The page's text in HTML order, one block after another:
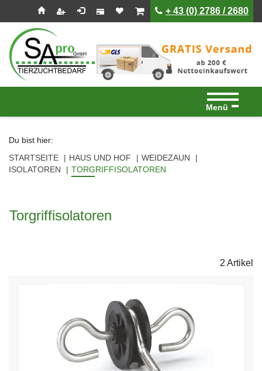
Seitenebreiche:
ist leerist leer+ 43 (0) 2786 / 2680
Menü
Du bist hier:
STARTSEITE
HAUS UND HOF
WEIDEZAUN
ISOLATOREN
TORGRIFFISOLATOREN
Torgriffisolatoren
2 Artikel